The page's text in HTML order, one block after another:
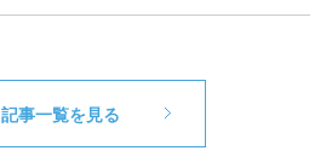
記事一覧を見る